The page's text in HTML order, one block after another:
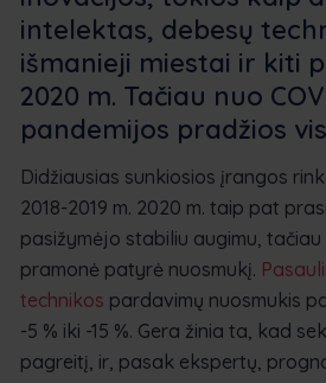
intelektas, debesų
išmanieji miestai ir kiti
2020 m. Tačiau nuo
pandemijos pradžios
Didžiausias sunkiosios įrangos
2018-2019 m. 2020 m. taip pat
pasižymėjo stabiliu augimu,
pramonė patyrė nuosmukį.
technikos pardavimų nuosmukis
-5 % iki -15 %. Gera žinia ta, kad
pagreitį, ir, pasak ekspertų,